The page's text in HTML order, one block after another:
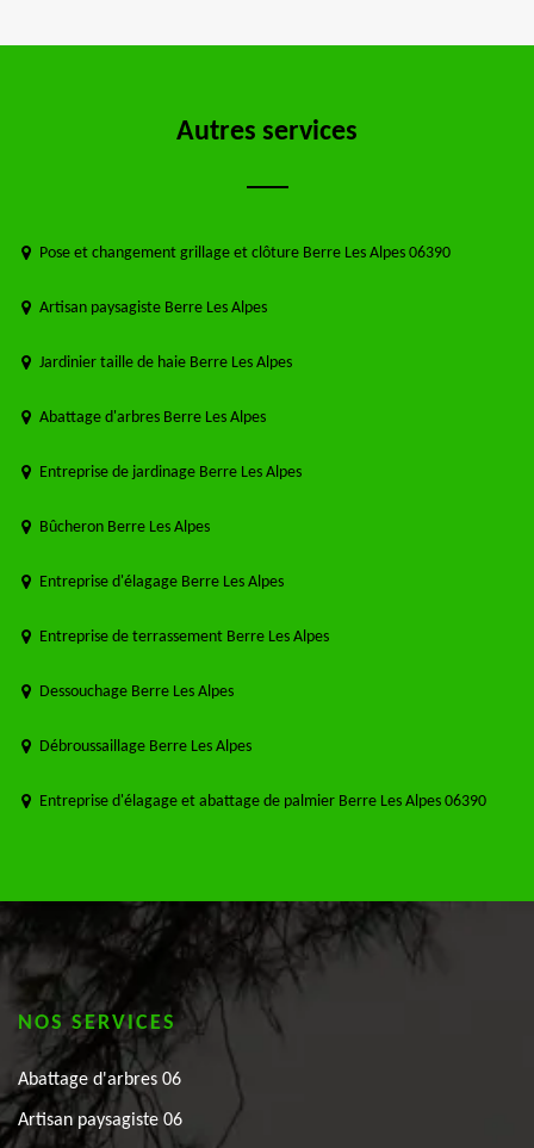
Autres services
Pose et changement grillage et clôture Berre Les Alpes 06390
Artisan paysagiste Berre Les Alpes
Jardinier taille de haie Berre Les Alpes
Abattage d'arbres Berre Les Alpes
Entreprise de jardinage Berre Les Alpes
Bûcheron Berre Les Alpes
Entreprise d'élagage Berre Les Alpes
Entreprise de terrassement Berre Les Alpes
Dessouchage Berre Les Alpes
Débroussaillage Berre Les Alpes
Entreprise d'élagage et abattage de palmier Berre Les Alpes 06390
NOS SERVICES
Abattage d'arbres 06
Artisan paysagiste 06